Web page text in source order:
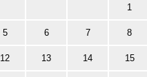
1
5 6 7 8
12 13 14 15